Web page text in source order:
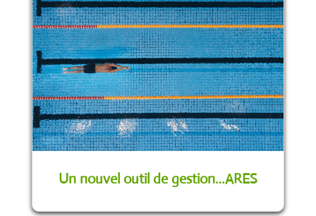
Un nouvel outil de gestion…ARES